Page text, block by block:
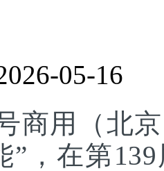
05-16
商用（北
”，在第